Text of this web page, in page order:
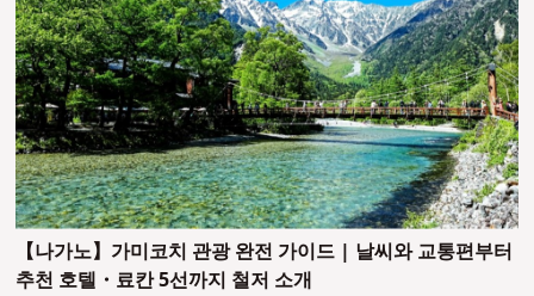
【나가노】가미코치 관광 완전 가이드 | 날씨와 교통편부터
추천 호텔・료칸 5선까지 철저 소개